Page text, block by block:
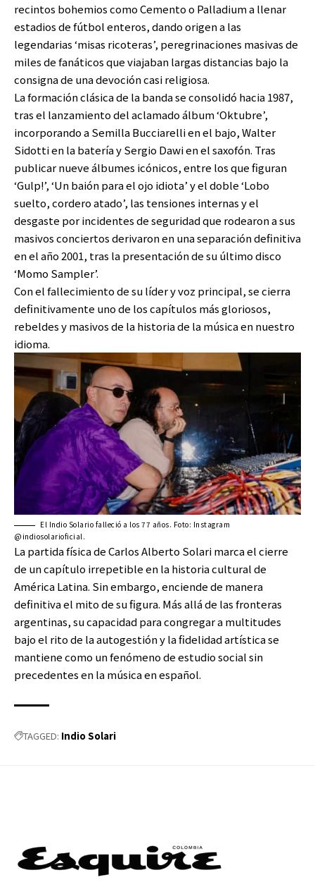
recintos bohemios como Cemento o Palladium a llenar
estadios de fútbol enteros, dando origen a las
legendarias ‘misas ricoteras’, peregrinaciones masivas de
miles de fanáticos que viajaban largas distancias bajo la
consigna de una devoción casi religiosa.
La formación clásica de la banda se consolidó hacia 1987,
tras el lanzamiento del aclamado álbum ‘Oktubre’,
incorporando a Semilla Bucciarelli en el bajo, Walter
Sidotti en la batería y Sergio Dawi en el saxofón. Tras
publicar nueve álbumes icónicos, entre los que figuran
‘Gulp!’, ‘Un baión para el ojo idiota’ y el doble ‘Lobo
suelto, cordero atado’, las tensiones internas y el
desgaste por incidentes de seguridad que rodearon a sus
masivos conciertos derivaron en una separación definitiva
en el año 2001, tras la presentación de su último disco
‘Momo Sampler’.
Con el fallecimiento de su líder y voz principal, se cierra
definitivamente uno de los capítulos más gloriosos,
rebeldes y masivos de la historia de la música en nuestro
idioma.
El Indio Solario falleció a los 77 años. Foto: Instagram
@indiosolarioficial.
La partida física de Carlos Alberto Solari marca el cierre
de un capítulo irrepetible en la historia cultural de
América Latina. Sin embargo, enciende de manera
definitiva el mito de su figura. Más allá de las fronteras
argentinas, su capacidad para congregar a multitudes
bajo el rito de la autogestión y la fidelidad artística se
mantiene como un fenómeno de estudio social sin
precedentes en la música en español.
TAGGED: Indio Solari